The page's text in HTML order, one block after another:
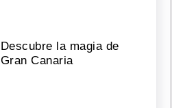
Descubre la magia de
Gran Canaria